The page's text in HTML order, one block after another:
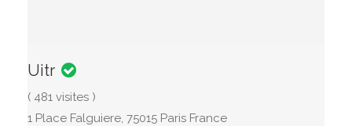
Uitr
( 481 visites )
1 Place Falguiere, 75015 Paris France